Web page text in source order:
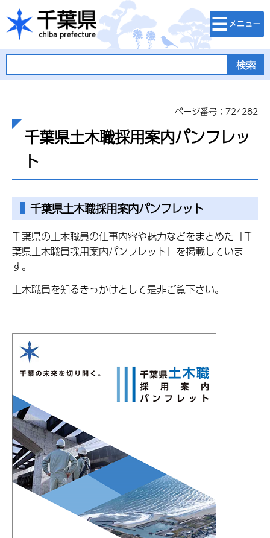
千葉県
検索・メニュ
ー
ページ番号：724282
千葉県土木職採用案内パンフレッ
ト
千葉県土木職採用案内パンフレット
千葉県の土木職員の仕事内容や魅力などをまとめた「千
葉県土木職員採用案内パンフレット」を掲載していま
す。
土木職員を知るきっかけとして是非ご覧下さい。